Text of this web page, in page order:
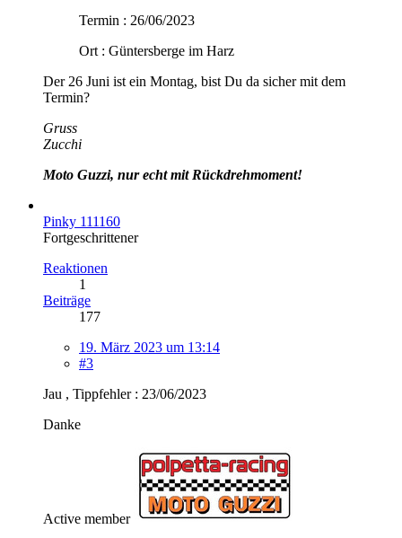
Termin : 26/06/2023
Ort : Güntersberge im Harz
Der 26 Juni ist ein Montag, bist Du da sicher mit dem
Termin?
Gruss
Zucchi
Moto Guzzi, nur echt mit Rückdrehmoment!
Pinky 111160
Fortgeschrittener
Reaktionen
1
Beiträge
177
19. März 2023 um 13:14
#3
Jau , Tippfehler : 23/06/2023
Danke
Active member